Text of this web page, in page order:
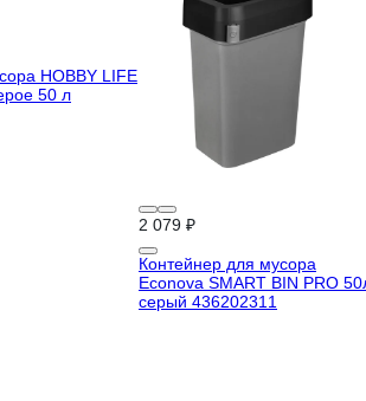
HOBBY LIFE
50 л
2 079 ₽
Контейнер для мусора
Econova SMART BIN PRO
серый 436202311